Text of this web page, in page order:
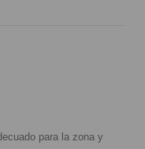
para la zona y